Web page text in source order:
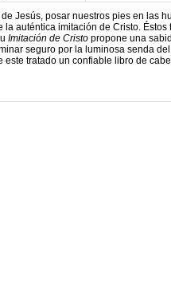
Jesús, posar nuestros pies en las
la auténtica imitación de Cristo.
Imitación de Cristo propone una
seguro por la luminosa senda
este tratado un confiable libro de